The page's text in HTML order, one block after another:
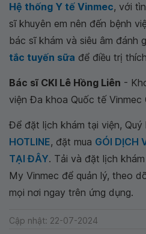
Hệ thống Y tế Vinmec, với
sĩ khuyên em nên đến bệnh
bác sĩ khám và siêu âm đánh
tắc tuyến sữa để điều trị
Bác sĩ CKI Lê Hồng Liên -
viện Đa khoa Quốc tế Vinmec
Để đặt lịch khám tại viện,
HOTLINE, đặt mua GÓI DỊCH
TẠI ĐÂY. Tải và đặt lịch
My Vinmec để quản lý, theo
mọi nơi ngay trên ứng dụng.
Cập nhật: 22-07-2024